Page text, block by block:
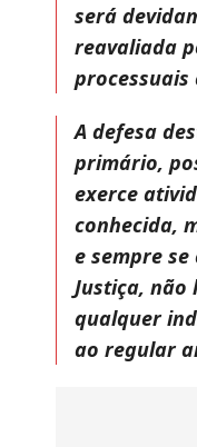
será
reavaliada
processuais
A defesa
primário,
exerce
conhecida,
e sempre
Justiça, não
qualquer
ao regular